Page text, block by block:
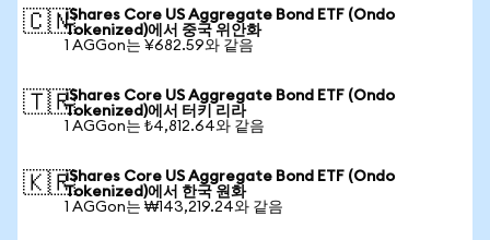
🇨🇳iShares Core US Aggregate Bond ETF (Ondo
Tokenized)에서 중국 위안화
1 AGGon는 ¥682.59와 같음
🇹🇷iShares Core US Aggregate Bond ETF (Ondo
Tokenized)에서 터키 리라
1 AGGon는 ₺4,812.64와 같음
🇰🇷iShares Core US Aggregate Bond ETF (Ondo
Tokenized)에서 한국 원화
1 AGGon는 ₩143,219.24와 같음